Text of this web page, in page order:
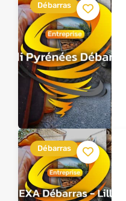
Débarras
Débarras